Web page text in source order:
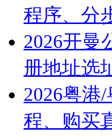
程序、分
2026开曼
册地址选
2026粤港
程、购买